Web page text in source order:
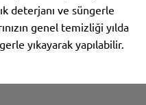
deterjanı ve süngerle
genel temizliği yılda
yıkayarak yapılabilir.